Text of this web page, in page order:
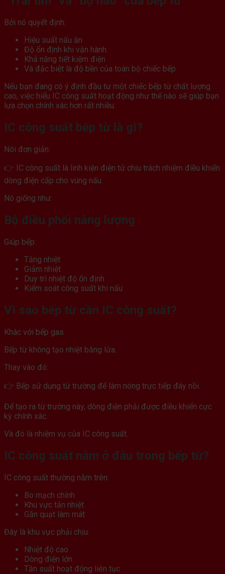
Bởi nó quyết định:
Hiệu suất nấu ăn
Độ ổn định khi vận hành
Khả năng tiết kiệm điện
Và đặc biệt là độ bền của toàn bộ chiếc bếp
Nếu bạn đang có ý định đầu tư một chiếc bếp từ chất lượng
cao, việc hiểu IC công suất hoạt động như thế nào sẽ giúp bạn
lựa chọn chính xác hơn rất nhiều.
IC công suất bếp từ là gì?
Nói đơn giản:
👉 IC công suất là linh kiện điện tử chịu trách nhiệm điều khiển
dòng điện cấp cho vùng nấu.
Nó giống như:
Bộ điều phối năng lượng
Giúp bếp:
Tăng nhiệt
Giảm nhiệt
Duy trì nhiệt độ ổn định
Kiểm soát công suất khi nấu
Vì sao bếp từ cần IC công suất?
Khác với bếp gas.
Bếp từ không tạo nhiệt bằng lửa.
Thay vào đó:
👉 Bếp sử dụng từ trường để làm nóng trực tiếp đáy nồi.
Để tạo ra từ trường này, dòng điện phải được điều khiển cực
kỳ chính xác.
Và đó là nhiệm vụ của IC công suất.
IC công suất nằm ở đâu trong bếp từ?
IC công suất thường nằm trên:
Bo mạch chính
Khu vực tản nhiệt
Gần quạt làm mát
Đây là khu vực phải chịu:
Nhiệt độ cao
Dòng điện lớn
Tần suất hoạt động liên tục